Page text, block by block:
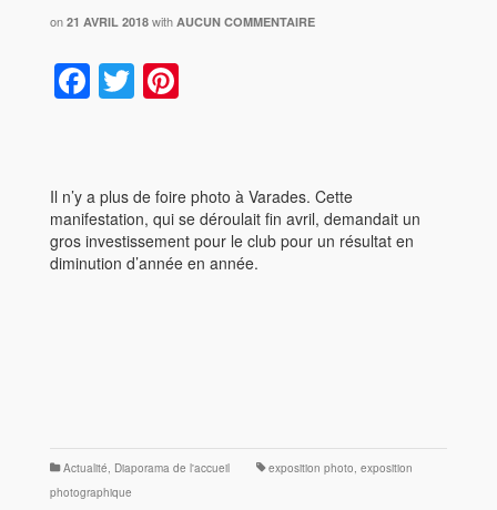
on 21 AVRIL 2018 with AUCUN COMMENTAIRE
Facebook
Twitter
Il n’y a plus de foire photo à Varades. Cette
manifestation, qui se déroulait fin avril, demandait un
gros investissement pour le club pour un résultat en
diminution d’année en année.
Actualité, Diaporama de l'accueil exposition photo, exposition
photographique